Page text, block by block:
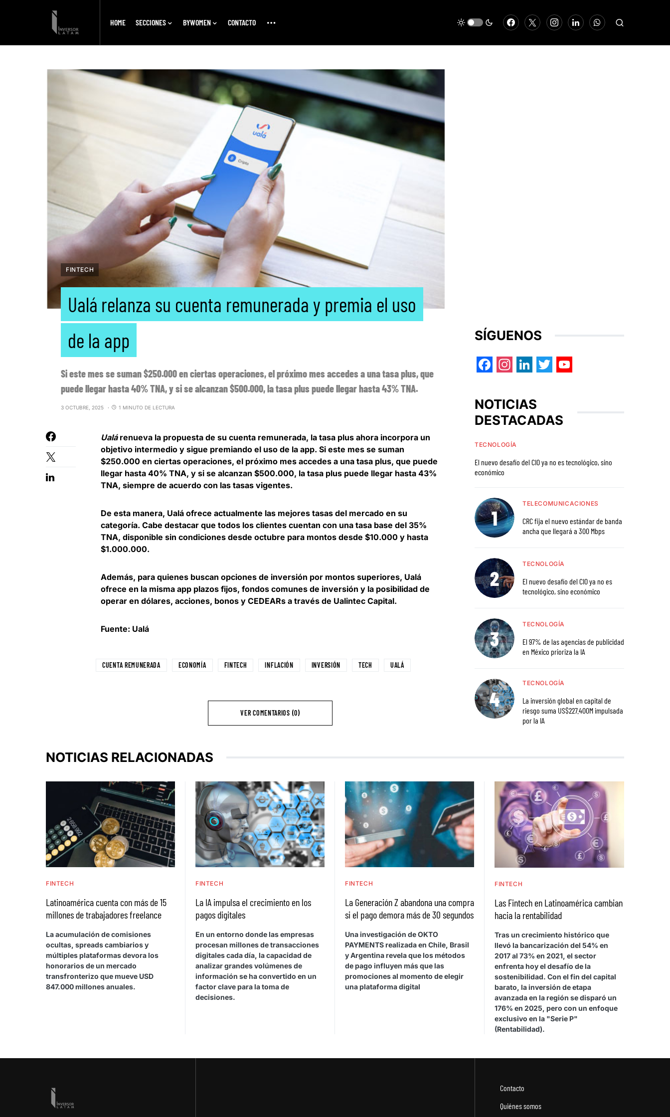
HOME SECCIONES BYWOMEN CONTACTO
FINTECH
Ualá relanza su cuenta remunerada y premia el uso
de la app
Si este mes se suman $250.000 en ciertas operaciones, el próximo mes accedes a una tasa plus, que
puede llegar hasta 40% TNA, y si se alcanzan $500.000, la tasa plus puede llegar hasta 43% TNA.
3 OCTUBRE, 2025 1 MINUTO DE LECTURA
Ualá renueva la propuesta de su cuenta remunerada, la tasa plus ahora incorpora un
objetivo intermedio y sigue premiando el uso de la app. Si este mes se suman
$250.000 en ciertas operaciones, el próximo mes accedes a una tasa plus, que puede
llegar hasta 40% TNA, y si se alcanzan $500.000, la tasa plus puede llegar hasta 43%
TNA, siempre de acuerdo con las tasas vigentes.
De esta manera, Ualá ofrece actualmente las mejores tasas del mercado en su
categoría. Cabe destacar que todos los clientes cuentan con una tasa base del 35%
TNA, disponible sin condiciones desde octubre para montos desde $10.000 y hasta
$1.000.000.
Además, para quienes buscan opciones de inversión por montos superiores, Ualá
ofrece en la misma app plazos fijos, fondos comunes de inversión y la posibilidad de
operar en dólares, acciones, bonos y CEDEARs a través de Ualintec Capital.
Fuente: Ualá
CUENTA REMUNERADA ECONOMÍA FINTECH INFLACIÓN INVERSIÓN TECH UALÁ
VER COMENTARIOS (0)
SÍGUENOS
NOTICIAS
DESTACADAS
TECNOLOGÍA
El nuevo desafío del CIO ya no es tecnológico, sino
económico
TELECOMUNICACIONES
CRC fija el nuevo estándar de banda
ancha que llegará a 300 Mbps
TECNOLOGÍA
El nuevo desafío del CIO ya no es
tecnológico, sino económico
TECNOLOGÍA
El 97% de las agencias de publicidad
en México prioriza la IA
TECNOLOGÍA
La inversión global en capital de
riesgo suma US$227.400M impulsada
por la IA
NOTICIAS RELACIONADAS
FINTECH
Latinoamérica cuenta con más de 15
millones de trabajadores freelance
La acumulación de comisiones
ocultas, spreads cambiarios y
múltiples plataformas devora los
honorarios de un mercado
transfronterizo que mueve USD
847.000 millones anuales.
FINTECH
La IA impulsa el crecimiento en los
pagos digitales
En un entorno donde las empresas
procesan millones de transacciones
digitales cada día, la capacidad de
analizar grandes volúmenes de
información se ha convertido en un
factor clave para la toma de
decisiones.
FINTECH
La Generación Z abandona una compra
si el pago demora más de 30 segundos
Una investigación de OKTO
PAYMENTS realizada en Chile, Brasil
y Argentina revela que los métodos
de pago influyen más que las
promociones al momento de elegir
una plataforma digital
FINTECH
Las Fintech en Latinoamérica cambian
hacia la rentabilidad
Tras un crecimiento histórico que
llevó la bancarización del 54% en
2017 al 73% en 2021, el sector
enfrenta hoy el desafío de la
sostenibilidad. Con el fin del capital
barato, la inversión de etapa
avanzada en la región se disparó un
176% en 2025, pero con un enfoque
exclusivo en la "Serie P"
(Rentabilidad).
Contacto
Quiénes somos